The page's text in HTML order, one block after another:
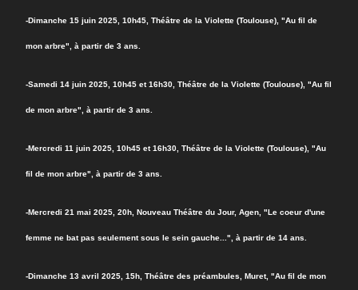
-Dimanche 15 juin 2025, 10h45, Théâtre de la Violette (Toulouse), "Au fil de
mon arbre", à partir de 3 ans.
-Samedi 14 juin 2025, 10h45 et 16h30, Théâtre de la Violette (Toulouse), "Au fil
de mon arbre", à partir de 3 ans.
-Mercredi 11 juin 2025, 10h45 et 16h30, Théâtre de la Violette (Toulouse), "Au
fil de mon arbre", à partir de 3 ans.
-Mercredi 21 mai 2025, 20h, Nouveau Théâtre du Jour, Agen, "Le coeur d'une
femme ne bat pas seulement sous le sein gauche...", à partir de 14 ans.
-Dimanche 13 avril 2025, 15h, Théâtre des préambules, Muret, "Au fil de mon